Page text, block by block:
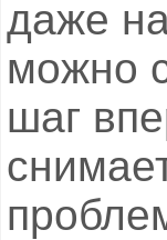
даже
можно
шаг